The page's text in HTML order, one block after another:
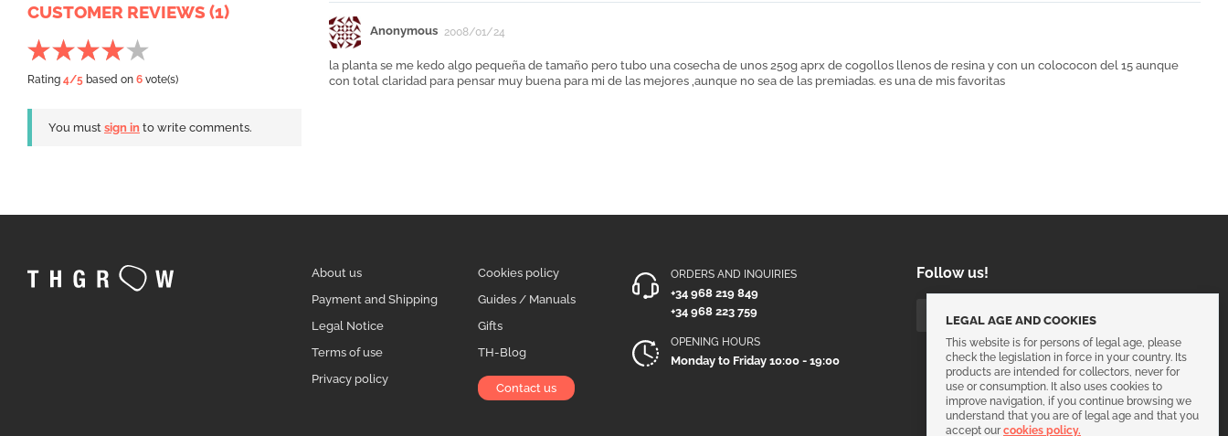
CUSTOMER REVIEWS (1)
Rating 4/5 based on 6 vote(s)
You must sign in to write comments.
Anonymous 2008/01/24
la planta se me kedo algo pequeña de tamaño pero tubo una cosecha de unos 250g aprx de cogollos llenos de resina y con un colococon del 15 aunque
con total claridad para pensar muy buena para mi de las mejores ,aunque no sea de las premiadas. es una de mis favoritas
About us
Payment and Shipping
Legal Notice
Terms of use
Privacy policy
Cookies policy
Guides / Manuals
Gifts
TH-Blog
Contact us
ORDERS AND INQUIRIES
+34 968 219 849
+34 968 223 759
OPENING HOURS
Monday to Friday 10:00 - 19:00
Follow us!
LEGAL AGE AND COOKIES
This website is for persons of legal age, please
check the legislation in force in your country. Its
products are intended for collectors, never for
use or consumption. It also uses cookies to
improve navigation, if you continue browsing we
understand that you are of legal age and that you
accept ourcookies policy.